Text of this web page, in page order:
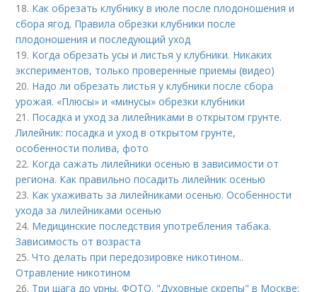
18. Как обрезать клубнику в июле после плодоношения и
сбора ягод. Правила обрезки клубники после
плодоношения и последующий уход
19. Когда обрезать усы и листья у клубники. Никаких
экспериментов, только проверенные приемы (видео)
20. Надо ли обрезать листья у клубники после сбора
урожая. «Плюсы» и «минусы» обрезки клубники
21. Посадка и уход за лилейниками в открытом грунте.
Лилейник: посадка и уход в открытом грунте,
особенности полива, фото
22. Когда сажать лилейники осенью в зависимости от
региона. Как правильно посадить лилейник осенью
23. Как ухаживать за лилейниками осенью. Особенности
ухода за лилейниками осенью
24. Медицинские последствия употребления табака.
Зависимость от возраста
25.Что делать при передозировке никотином..
Отравление никотином
26. Три шага до урны. ФОТО. "Духовные скрепы" в Москве: